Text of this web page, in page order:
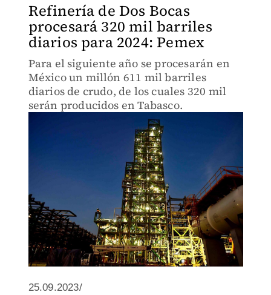
Refinería de Dos Bocas
procesará 320 mil barriles
diarios para 2024: Pemex
Para el siguiente año se procesarán en
México un millón 611 mil barriles
diarios de crudo, de los cuales 320 mil
serán producidos en Tabasco.
25.09.2023/